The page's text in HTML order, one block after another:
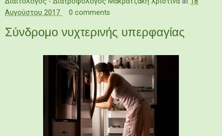
Αυγούστου 2017
0 comments
Σύνδρομο νυχτερινής υπερφαγίας